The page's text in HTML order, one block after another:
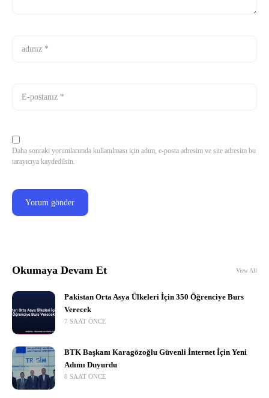
Daha sonraki yorumlarımda kullanılması için adım, e-posta adresim ve site adresim bu
tarayıcıya kaydedilsin.
Okumaya Devam Et View All
Pakistan Orta Asya Ülkeleri İçin 350 Öğrenciye Burs
Verecek
7 SAAT ÖNCE
BTK Başkanı Karagözoğlu Güvenli İnternet İçin Yeni
Adımı Duyurdu
8 SAAT ÖNCE